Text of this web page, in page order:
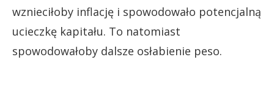
wznieciłoby inflację i spowodowało potencjalną
ucieczkę kapitału. To natomiast
spowodowałoby dalsze osłabienie peso.